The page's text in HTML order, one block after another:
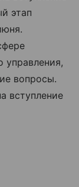
этап
управления,
вопросы.
вступление